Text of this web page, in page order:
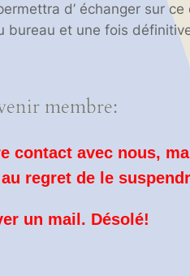
d’ échanger sur
et une fois
membre:
contact avec nous,
regret de le
un mail. Désolé!